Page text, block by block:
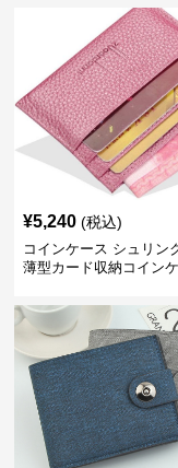
¥5,240 (税込)
コインケース シュリン
薄型カード収納コイン